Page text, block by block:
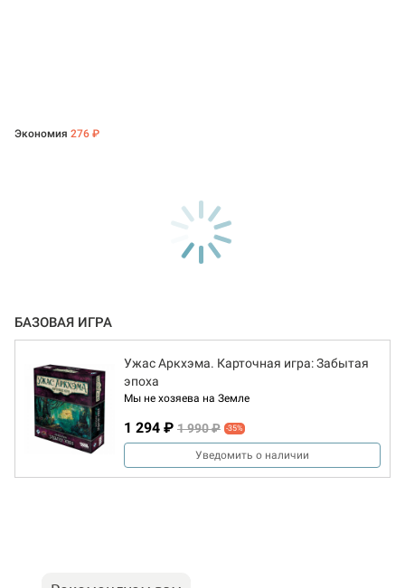
Экономия 276 ₽
БАЗОВАЯ ИГРА
Ужас Аркхэма. Карточная игра: Забытая
эпоха
Мы не хозяева на Земле
1 294 ₽ 1 990 ₽ -35%
Уведомить о наличии